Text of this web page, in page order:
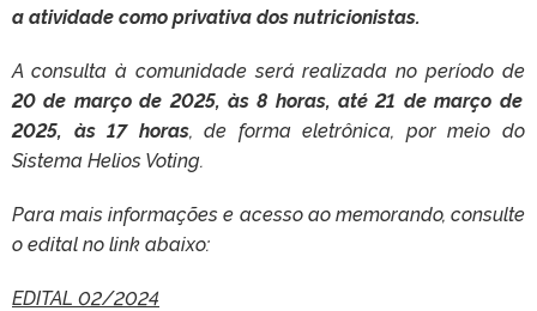
a atividade como privativa dos nutricionistas.
A consulta à comunidade será realizada no período de
20 de março de 2025, às 8 horas, até 21 de março de
2025, às 17 horas, de forma eletrônica, por meio do
Sistema Helios Voting.
Para mais informações e acesso ao memorando, consulte
o edital no link abaixo:
EDITAL 02/2024